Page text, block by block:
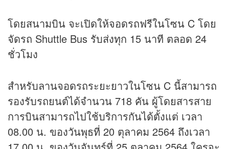
โดยสนามบิน จะเปิดให้จอดรถฟรีในโซน C โดย
จัดรถ Shuttle Bus รับส่งทุก 15 นาที ตลอด 24
ชั่วโมง
สำหรับลานจอดรถระยะยาวในโซน C นี้สามารถ
รองรับรถยนต์ได้จำนวน 718 คัน ผู้โดยสารสาย
การบินสามารถไปใช้บริการกันได้ตั้งแต่ เวลา
08.00 น. ของวันพุธที่ 20 ตุลาคม 2564 ถึงเวลา